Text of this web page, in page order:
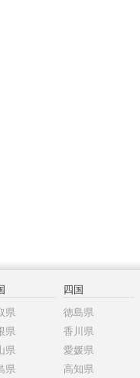
県
県
県
県
四国
徳島県
香川県
愛媛県
高知県